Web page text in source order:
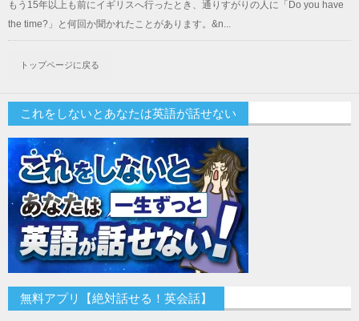
もう15年以上も前にイギリスへ行ったとき、通りすがりの人に「Do you have
the time?」と何回か聞かれたことがあります。&n...
トップページに戻る
これをしないとあなたは英語が話せない
無料アプリ【絶対話せる！英会話】